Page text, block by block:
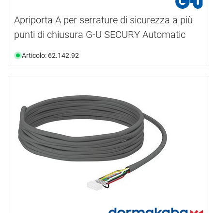
Apriporta A per serrature di sicurezza a più
punti di chiusura G-U SECURY Automatic
Articolo: 62.142.92